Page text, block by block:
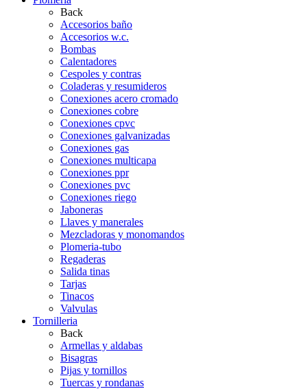
Back
Accesorios baño
Accesorios w.c.
Bombas
Calentadores
Cespoles y contras
Coladeras y resumideros
Conexiones acero cromado
Conexiones cobre
Conexiones cpvc
Conexiones galvanizadas
Conexiones gas
Conexiones multicapa
Conexiones ppr
Conexiones pvc
Conexiones riego
Jaboneras
Llaves y manerales
Mezcladoras y monomandos
Plomeria-tubo
Regaderas
Salida tinas
Tarjas
Tinacos
Valvulas
Tornilleria
Back
Armellas y aldabas
Bisagras
Pijas y tornillos
Tuercas y rondanas